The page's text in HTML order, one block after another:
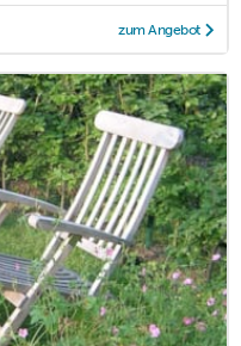
zum Angebot